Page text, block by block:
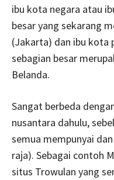
ibu kota negara atau
besar yang sekarang
(Jakarta) dan ibu kota
sebagian besar
Belanda.
Sangat berbeda
nusantara dahulu,
semua mempunyai
raja). Sebagai contoh
situs Trowulan yang